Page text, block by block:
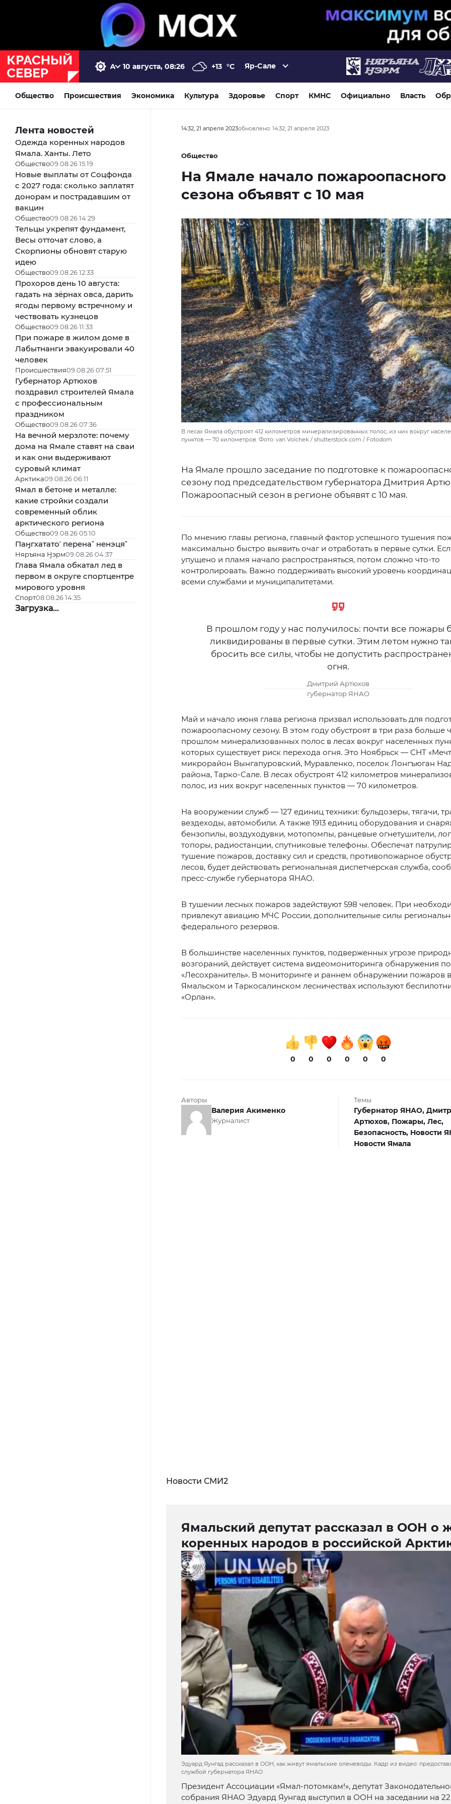
10 августа, 08:26 +13 °C Яр-Сале
Общество Происшествия Экономика Культура Здоровье Спорт КМНС Официально Власть
Лента новостей
Одежда коренных народов
Ямала. Ханты. Лето
Общество09.08.26 15:19
Новые выплаты от Соцфонда
с 2027 года: сколько заплатят
донорам и пострадавшим от
вакцин
Общество09.08.26 14:29
Тельцы укрепят фундамент,
Весы отточат слово, а
Скорпионы обновят старую
идею
Общество09.08.26 12:33
Прохоров день 10 августа:
гадать на зёрнах овса, дарить
ягоды первому встречному и
чествовать кузнецов
Общество09.08.26 11:33
При пожаре в жилом доме в
Лабытнанги эвакуировали 40
человек
Происшествия09.08.26 07:51
Губернатор Артюхов
поздравил строителей Ямала
с профессиональным
праздником
Общество09.08.26 07:36
На вечной мерзлоте: почему
дома на Ямале ставят на сваи
и как они выдерживают
суровый климат
Арктика09.08.26 06:11
Ямал в бетоне и металле:
какие стройки создали
современный облик
арктического региона
Общество09.08.26 05:10
Паӈгхататоʼ перенаˮ ненэцяˮ
Няръяна Ӈэрм09.08.26 04:37
Глава Ямала обкатал лед в
первом в округе спортцентре
мирового уровня
Спорт08.08.26 14:35
Загрузка...
14:32, 21 апреля 2023обновлено: 14:32, 21 апреля 2023
Общество
На Ямале начало пожароопасного
сезона объявят с 10 мая
В лесах Ямала обустроят 412 километров минерализированных полос, из них вокруг
пунктов — 70 километров. Фото: van Volchek / shutterstock.com / Fotodom
На Ямале прошло заседание по подготовке к
сезону под председательством губернатора Дмитрия
Пожароопасный сезон в регионе объявят с 10 мая.
По мнению главы региона, главный фактор успешного тушения
максимально быстро выявить очаг и отработать в первые сутки.
упущено и пламя начало распространяться, потом сложно что-то
контролировать. Важно поддерживать высокий уровень
всеми службами и муниципалитетами.
В прошлом году у нас получилось: почти все пожары
ликвидированы в первые сутки. Этим летом нужно
бросить все силы, чтобы не допустить
огня.
Дмитрий Артюхов
губернатор ЯНАО
Май и начало июня глава региона призвал использовать для
пожароопасному сезону. В этом году обустроят в три раза больше
прошлом минерализованных полос в лесах вокруг населенных
которых существует риск перехода огня. Это Ноябрьск — СНТ
микрорайон Вынгапуровский, Муравленко, поселок Лонгъюган
района, Тарко-Сале. В лесах обустроят 412 километров
полос, из них вокруг населенных пунктов — 70 километров.
На вооружении служб — 127 единиц техники: бульдозеры, тягачи,
вездеходы, автомобили. А также 1913 единиц оборудования и
бензопилы, воздуходувки, мотопомпы, ранцевые огнетушители,
топоры, радиостанции, спутниковые телефоны. Обеспечат
тушение пожаров, доставку сил и средств, противопожарное
лесов, будет действовать региональная диспетчерская служба,
пресс-службе губернатора ЯНАО.
В тушении лесных пожаров задействуют 598 человек. При
привлекут авиацию МЧС России, дополнительные силы
федерального резервов.
В большинстве населенных пунктов, подверженных угрозе
возгораний, действует система видеомониторинга обнаружения
«Лесохранитель». В мониторинге и раннем обнаружении пожаров в
Ямальском и Таркосалинском лесничествах используют
«Орлан».
0 0 0 0 0 0
Авторы
Валерия Акименко
Журналист
Темы
Губернатор ЯНАО,
Артюхов, Пожары, Лес,
Безопасность, Новости
Новости Ямала
Новости СМИ2
Ямальский депутат рассказал в ООН о
коренных народов в российской
Эдуард Яунгад рассказал в ООН, как живут ямальские оленеводы. Кадр из видео:
службой губернатора ЯНАО
Президент Ассоциации «Ямал-потомкам!», депутат
собрания ЯНАО Эдуард Яунгад выступил в ООН на заседании на